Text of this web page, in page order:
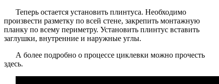
Теперь остается установить плинтуса. Необходимо
произвести разметку по всей стене, закрепить монтажную
планку по всему периметру. Установить плинтус вставить
заглушки, внутренние и наружные углы.
А более подробно о процессе циклевки можно прочесть
здесь.